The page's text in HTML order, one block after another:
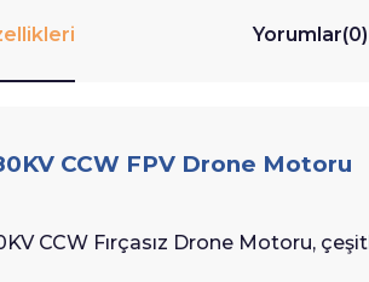
Yorumlar(0)
CCW FPV Drone Motoru
CCW Fırçasız Drone Motoru,